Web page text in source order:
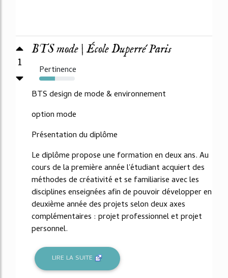
1
BTS mode | École Duperré Paris
Pertinence
44%
BTS design de mode & environnement
option mode
Présentation du diplôme
Le diplôme propose une formation en deux ans. Au
cours de la première année l'étudiant acquiert des
méthodes de créativité et se familiarise avec les
disciplines enseignées afin de pouvoir développer en
deuxième année des projets selon deux axes
complémentaires : projet professionnel et projet
personnel.
LIRE LA SUITE